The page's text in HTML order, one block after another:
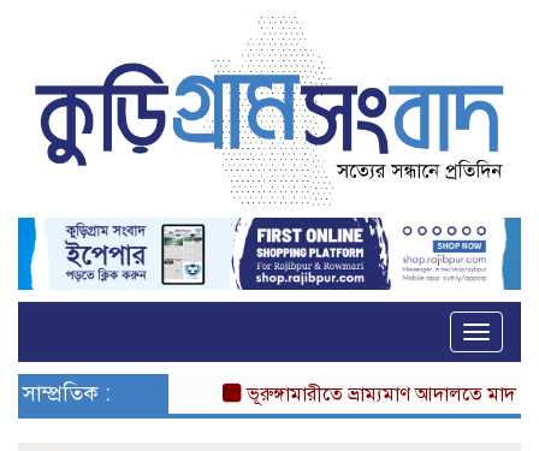
Toggle
সাম্প্রতিক : ভূরুঙ্গামারীতে ভ্রাম্যমাণ আদালতে মাদকসেবীর